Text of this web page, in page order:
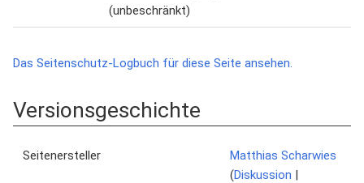
(unbeschränkt)
Das Seitenschutz-Logbuch für diese Seite ansehen.
Versionsgeschichte
Seitenersteller
Matthias Scharwies
(Diskussion |